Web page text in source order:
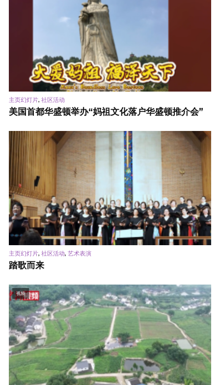
主页幻灯片, 社区活动
美国首都华盛顿举办“妈祖文化落户华盛顿推介会”
主页幻灯片, 社区活动, 艺术表演
踏歌而来
视频